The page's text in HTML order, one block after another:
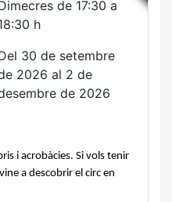
de 17:30 a
h
30 de setembre
2026 al 2 de
de 2026
i acrobàcies. Si vols tenir
a descobrir el circ en